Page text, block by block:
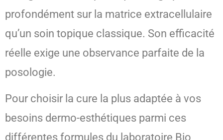
profondément sur la matrice extracellulaire
qu’un soin topique classique. Son efficacité
réelle exige une observance parfaite de la
posologie.
Pour choisir la cure la plus adaptée à vos
besoins dermo-esthétiques parmi ces
différentes formules du laboratoire Bio